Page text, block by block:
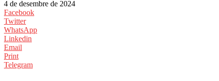
4 de desembre de 2024
Facebook
Twitter
WhatsApp
Linkedin
Email
Print
Telegram